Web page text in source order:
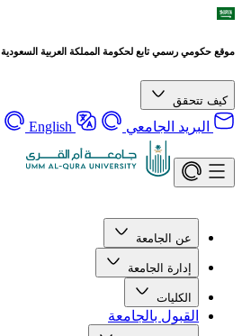
موقع حكومي رسمي تابع لحكومة المملكة العربية السعودية
كيف تتحقق
البريد الجامعي English
عن الجامعة
إدارة الجامعة
الكليات
القبول بالجامعة